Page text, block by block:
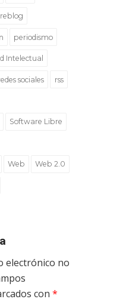
periodismo
Intelectual
sociales rss
Software Libre
Web Web 2.0
electrónico no
con *